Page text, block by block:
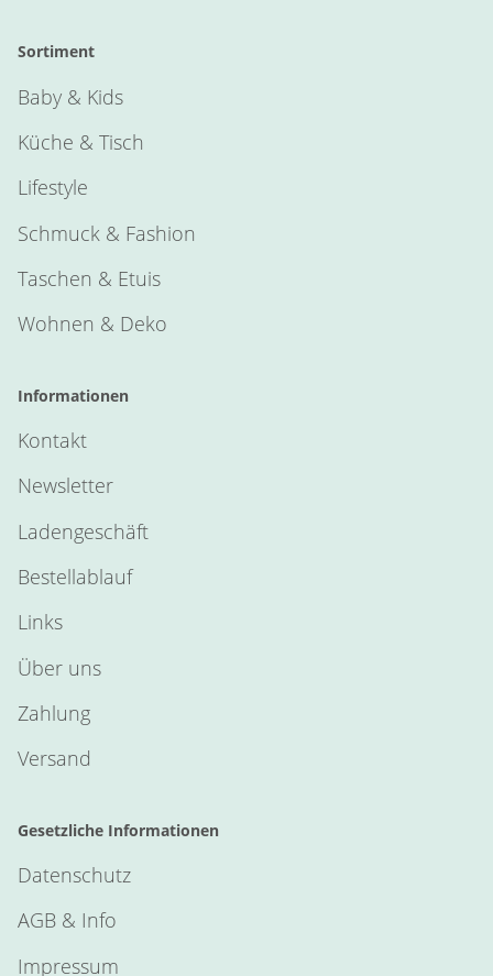
Sortiment
Baby & Kids
Küche & Tisch
Lifestyle
Schmuck & Fashion
Taschen & Etuis
Wohnen & Deko
Informationen
Kontakt
Newsletter
Ladengeschäft
Bestellablauf
Links
Über uns
Zahlung
Versand
Gesetzliche Informationen
Datenschutz
AGB & Info
Impressum